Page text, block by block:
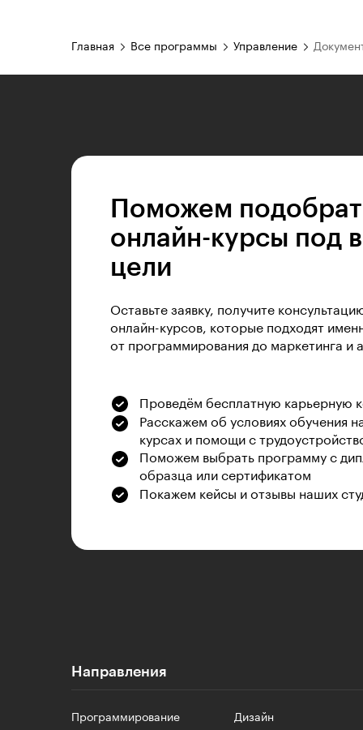
Главная Все программы Управление
Поможем
онлайн-курсы под
цели
Оставьте заявку, получите
онлайн-курсов, которые подходят
от программирования до маркетинга и
Проведём бесплатную карьерную
Расскажем об условиях обучения
курсах и помощи с
Поможем выбрать программу с
образца или сертификатом
Покажем кейсы и отзывы наших
Направления
Программирование Дизайн